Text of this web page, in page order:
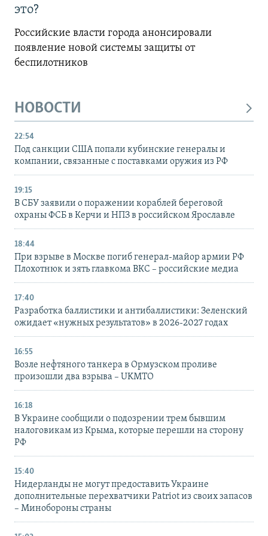
это?
Российские власти города анонсировали
появление новой системы защиты от
беспилотников
НОВОСТИ
22:54
Под санкции США попали кубинские генералы и
компании, связанные с поставками оружия из РФ
19:15
В СБУ заявили о поражении кораблей береговой
охраны ФСБ в Керчи и НПЗ в российском Ярославле
18:44
При взрыве в Москве погиб генерал-майор армии РФ
Плохотнюк и зять главкома ВКС – российские медиа
17:40
Разработка баллистики и антибаллистики: Зеленский
ожидает «нужных результатов» в 2026-2027 годах
16:55
Возле нефтяного танкера в Ормузском проливе
произошли два взрыва – UKMTO
16:18
В Украине сообщили о подозрении трем бывшим
налоговикам из Крыма, которые перешли на сторону
РФ
15:40
Нидерланды не могут предоставить Украине
дополнительные перехватчики Patriot из своих запасов
– Минобороны страны